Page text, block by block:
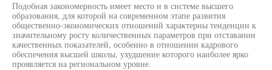
Подобная закономерность имеет место и в системе высшего
образования, для которой на современном этапе развития
общественно-экономических отношений характерны тенденции к
значительному росту количественных параметров при отставании
качественных показателей, особенно в отношении кадрового
обеспечения высшей школы, ухудшение которого наиболее ярко
проявляется на региональном уровне.